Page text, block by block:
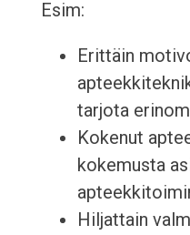
Esim:
Erittäin
tarjota
Kokenut
kokemusta
Hiljattain